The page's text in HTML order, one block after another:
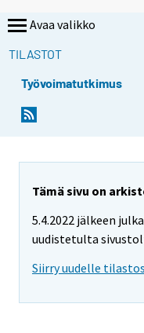
Avaa valikko
TILASTOT
Työvoimatutkimus
Tämä sivu on
5.4.2022 jälkeen
uudistetulta
Siirry uudelle